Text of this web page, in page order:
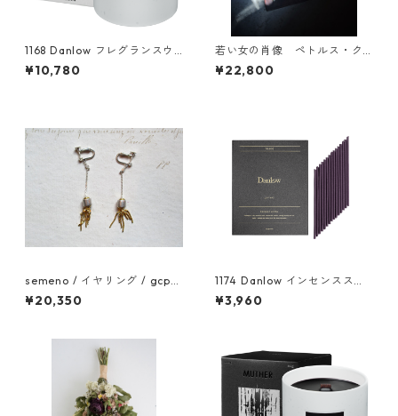
1168 Danlow フレグランスウ
ッドキャンドル -LUVIHAS(ル
ヴィハス)-
¥10,780
若い女の肖像 ペトルス・ク
リストゥス オブジェ 056
¥22,800
semeno / イヤリング / gcp-
06 / 25ss
¥20,350
1174 Danlow インセンスステ
ィック-LUVIHAS(ルヴィハス)
-
¥3,960